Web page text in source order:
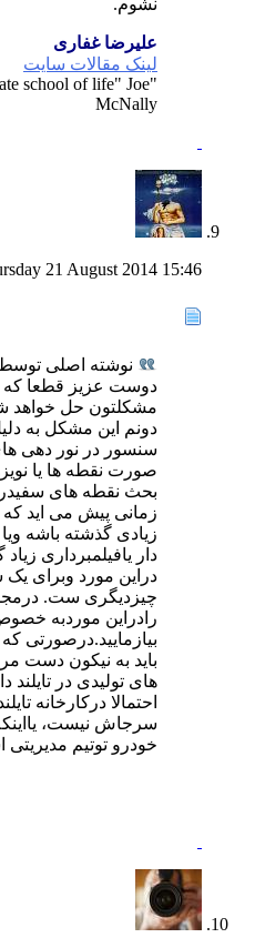
نشوم.
علیرضا غفاری
لینک مقالات سایت
school of life" Joe
McNally
21 August 2014 15:46
نوشته اصلی
مشکلتون حل خواهد
دونم این مشکل به
سنسور در نور دهی
صورت نقطه ها یا
بحث نقطه های
زمانی پیش می اید
زیادی گذشته باشه
دار یافیلمبرداری
دراین مورد وبرای
چیزدیگری ست.
رادراین موردبه
بیازمایید.درصورتی
باید به نیکون دست
های تولیدی در
احتمالا درکارخانه
سرجاش نیست،
خودرو توتیم